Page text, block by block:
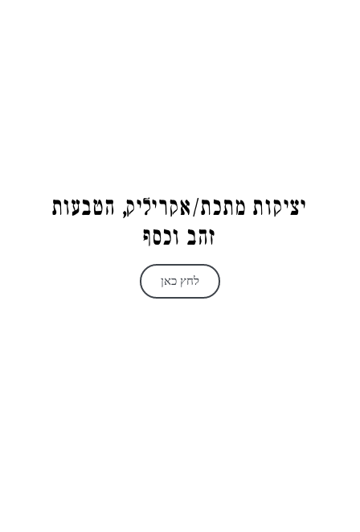
יציקות מתכת/אקריליק, הטבעות
זהב וכסף
לחץ כאן